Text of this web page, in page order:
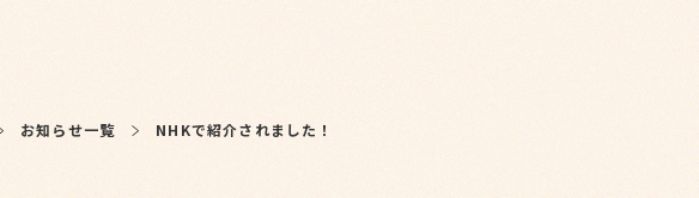
お知らせ一覧 NHKで紹介されました！